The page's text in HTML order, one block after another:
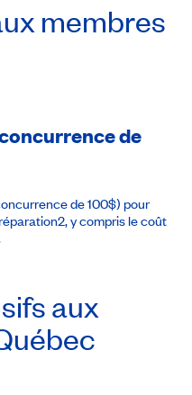
membres
de
de 100$) pour
y compris le coût
aux